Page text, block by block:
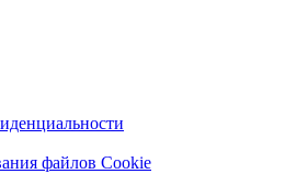
файлов Cookie